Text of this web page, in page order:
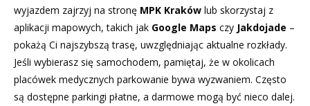
wyjazdem zajrzyj na stronę MPK Kraków lub skorzystaj z
aplikacji mapowych, takich jak Google Maps czy Jakdojade –
pokażą Ci najszybszą trasę, uwzględniając aktualne rozkłady.
Jeśli wybierasz się samochodem, pamiętaj, że w okolicach
placówek medycznych parkowanie bywa wyzwaniem. Często
są dostępne parkingi płatne, a darmowe mogą być nieco dalej.